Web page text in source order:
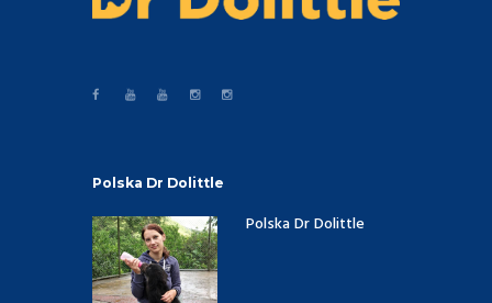
Polska Dr Dolittle
Polska Dr Dolittle